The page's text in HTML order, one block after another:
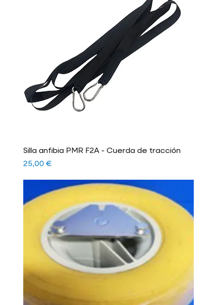
Silla anfibia PMR F2A - Cuerda de tracción
Precio
25,00 €